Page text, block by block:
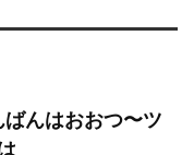
んはおおつ〜ツ